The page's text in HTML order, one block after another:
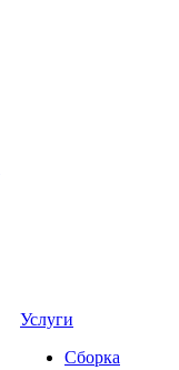
Услуги
Сборка